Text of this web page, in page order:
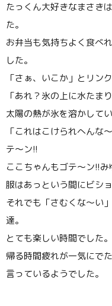
たっくん大好きなまさき
た。
お弁当も気持ちよく食べ
した。
「さぁ、いこか」とリン
「あれ？氷の上に水たま
太陽の熱が氷を溶かして
「これはこけられへんな
テ〜ン!!
ここちゃんもゴテ〜ン!!
服はあっという間にビシ
それでも「さむくな〜い
達。
とても楽しい時間でした。
帰る時間疲れが一気にで
言っているようでした。